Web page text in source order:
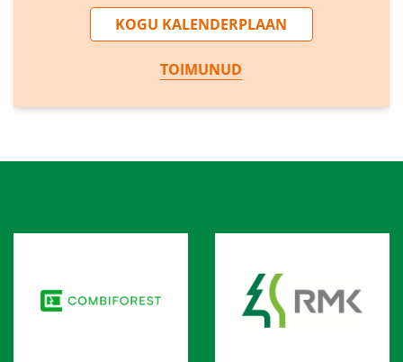
KOGU KALENDERPLAAN
TOIMUNUD